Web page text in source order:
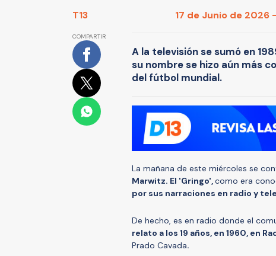
T13 17 de Junio de 2026
COMPARTIR
A la televisión se sumó en
su nombre se hizo aún más
del fútbol mundial.
La mañana de este miércoles se
Marwitz. El 'Gringo', como era
por sus narraciones en radio y
De hecho, es en radio donde el
relato a los 19 años, en 1960, en
Prado Cavada.